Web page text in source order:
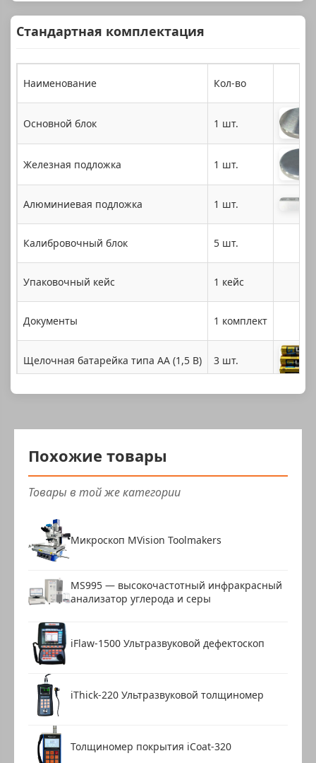
Стандартная комплектация
Наименование Кол-во
Основной блок 1 шт.
Железная подложка 1 шт.
Алюминиевая подложка 1 шт.
Калибровочный блок 5 шт.
Упаковочный кейс 1 кейс
Документы 1 комплект
Щелочная батарейка типа АА (1,5 В) 3 шт.
Похожие товары
Товары в той же категории
Микроскоп MVision Toolmakers
MS995 — высокочастотный инфракрасный
анализатор углерода и серы
iFlaw-1500 Ультразвуковой дефектоскоп
iThick-220 Ультразвуковой толщиномер
Толщиномер покрытия iCoat-320